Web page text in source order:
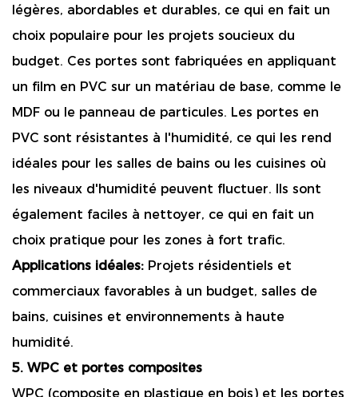
légères, abordables et durables, ce qui en fait un
choix populaire pour les projets soucieux du
budget. Ces portes sont fabriquées en appliquant
un film en PVC sur un matériau de base, comme le
MDF ou le panneau de particules. Les portes en
PVC sont résistantes à l'humidité, ce qui les rend
idéales pour les salles de bains ou les cuisines où
les niveaux d'humidité peuvent fluctuer. Ils sont
également faciles à nettoyer, ce qui en fait un
choix pratique pour les zones à fort trafic.
Applications idéales: Projets résidentiels et
commerciaux favorables à un budget, salles de
bains, cuisines et environnements à haute
humidité.
5. WPC et portes composites
WPC (composite en plastique en bois) et les portes